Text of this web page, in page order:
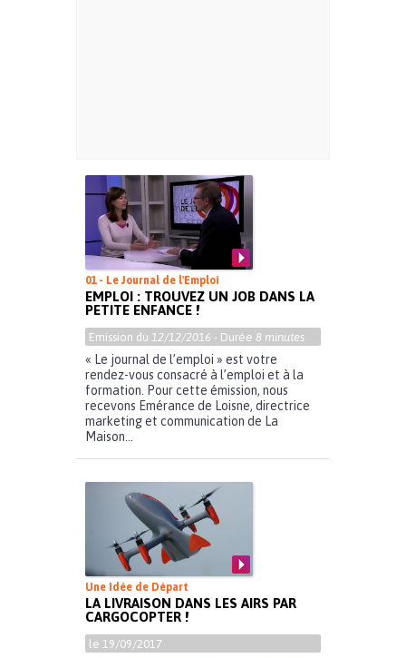
01 - Le Journal de l'Emploi
EMPLOI : TROUVEZ UN JOB DANS LA
PETITE ENFANCE !
Emission du 12/12/2016 - Durée 8 minutes
« Le journal de l’emploi » est votre
rendez-vous consacré à l’emploi et à la
formation. Pour cette émission, nous
recevons Emérance de Loisne, directrice
marketing et communication de La
Maison...
Une Idée de Départ
LA LIVRAISON DANS LES AIRS PAR
CARGOCOPTER !
le 19/09/2017